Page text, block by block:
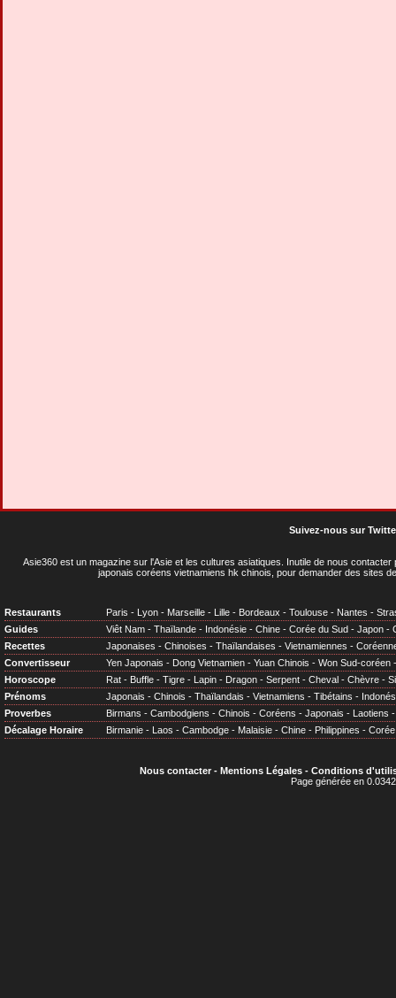
Suivez-nous sur
Asie360 est un magazine sur l'Asie et les cultures asiatiques . Inutile de nous
japonais coréens vietnamiens hk chinois, pour demander des sites
Restaurants Paris - Lyon - Marseille - Lille - Bordeaux - Toulouse - Nantes -
Guides
Viêt Nam - Thaïlande - Indonésie - Chine - Corée du Sud - Japon -
Recettes
Japonaises - Chinoises - Thaïlandaises - Vietnamiennes -
Convertisseur
Yen Japonais - Dong Vietnamien - Yuan Chinois - Won Sud-coréen
Horoscope
Rat - Buffle - Tigre - Lapin - Dragon - Serpent - Cheval - Chèvre -
Prénoms
Japonais - Chinois - Thaïlandais - Vietnamiens - Tibétains -
Proverbes
Birmans - Cambodgiens - Chinois - Coréens - Japonais - Laotiens
Décalage Horaire
Birmanie - Laos - Cambodge - Malaisie - Chine - Philippines - Corée
Nous contacter- Mentions Légales- Conditions
Page générée en